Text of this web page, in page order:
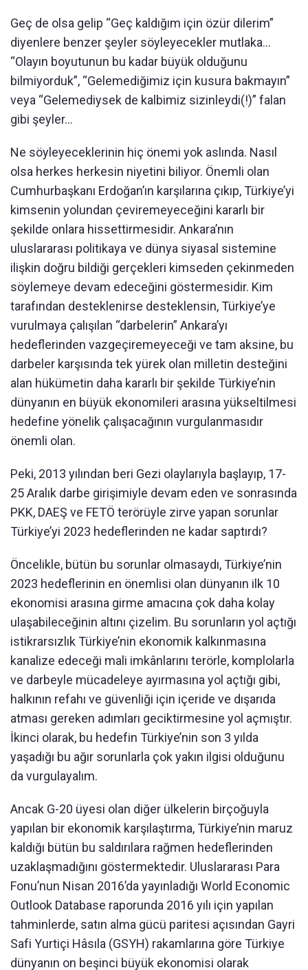
Geç de olsa gelip “Geç kaldığım için özür dilerim”
diyenlere benzer şeyler söyleyecekler mutlaka…
“Olayın boyutunun bu kadar büyük olduğunu
bilmiyorduk”, “Gelemediğimiz için kusura bakmayın”
veya “Gelemediysek de kalbimiz sizinleydi(!)” falan
gibi şeyler…
Ne söyleyeceklerinin hiç önemi yok aslında. Nasıl
olsa herkes herkesin niyetini biliyor. Önemli olan
Cumhurbaşkanı Erdoğan’ın karşılarına çıkıp, Türkiye’yi
kimsenin yolundan çeviremeyeceğini kararlı bir
şekilde onlara hissettirmesidir. Ankara’nın
uluslararası politikaya ve dünya siyasal sistemine
ilişkin doğru bildiği gerçekleri kimseden çekinmeden
söylemeye devam edeceğini göstermesidir. Kim
tarafından desteklenirse desteklensin, Türkiye’ye
vurulmaya çalışılan “darbelerin” Ankara’yı
hedeflerinden vazgeçiremeyeceği ve tam aksine, bu
darbeler karşısında tek yürek olan milletin desteğini
alan hükümetin daha kararlı bir şekilde Türkiye’nin
dünyanın en büyük ekonomileri arasına yükseltilmesi
hedefine yönelik çalışacağının vurgulanmasıdır
önemli olan.
Peki, 2013 yılından beri Gezi olaylarıyla başlayıp, 17-
25 Aralık darbe girişimiyle devam eden ve sonrasında
PKK, DAEŞ ve FETÖ terörüyle zirve yapan sorunlar
Türkiye’yi 2023 hedeflerinden ne kadar saptırdı?
Öncelikle, bütün bu sorunlar olmasaydı, Türkiye’nin
2023 hedeflerinin en önemlisi olan dünyanın ilk 10
ekonomisi arasına girme amacına çok daha kolay
ulaşabileceğinin altını çizelim. Bu sorunların yol açtığı
istikrarsızlık Türkiye’nin ekonomik kalkınmasına
kanalize edeceği mali imkânlarını terörle, komplolarla
ve darbeyle mücadeleye ayırmasına yol açtığı gibi,
halkının refahı ve güvenliği için içeride ve dışarıda
atması gereken adımları geciktirmesine yol açmıştır.
İkinci olarak, bu hedefin Türkiye’nin son 3 yılda
yaşadığı bu ağır sorunlarla çok yakın ilgisi olduğunu
da vurgulayalım.
Ancak G-20 üyesi olan diğer ülkelerin birçoğuyla
yapılan bir ekonomik karşılaştırma, Türkiye’nin maruz
kaldığı bütün bu saldırılara rağmen hedeflerinden
uzaklaşmadığını göstermektedir. Uluslararası Para
Fonu’nun Nisan 2016’da yayınladığı World Economic
Outlook Database raporunda 2016 yılı için yapılan
tahminlerde, satın alma gücü paritesi açısından Gayri
Safi Yurtiçi Hâsıla (GSYH) rakamlarına göre Türkiye
dünyanın on beşinci büyük ekonomisi olarak